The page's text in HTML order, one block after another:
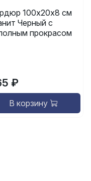
100х20х8 см
Черный с
прокрасом
₽
В корзину